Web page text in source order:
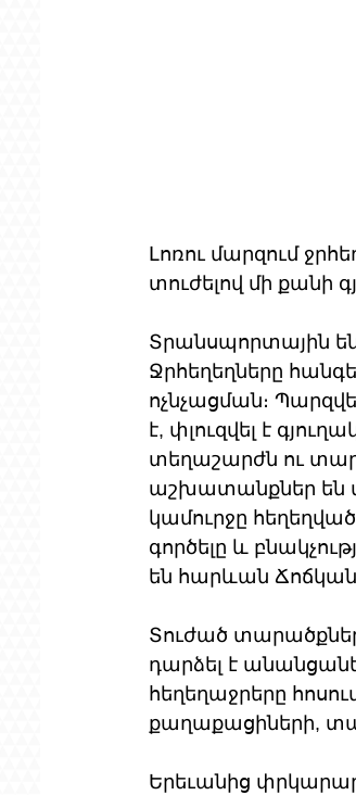
Լոռու մարզում
տուժելով մի քանի
Տրանսպորտային
Ջրհեղեղները
ոչնչացման։
է, փլուզվել է
տեղաշարժն ու
աշխատանքներ են
կամուրջը
գործելը և
են հարևան Ճոճկան
Տուժած
դարձել է
հեղեղաջրերը
քաղաքացիների,
Երեւանից